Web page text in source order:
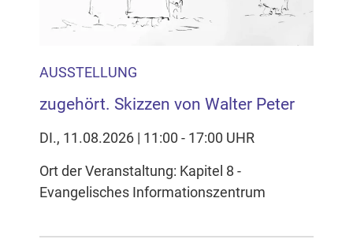
AUSSTELLUNG
zugehört. Skizzen von Walter Peter
DI., 11.08.2026 | 11:00 - 17:00 UHR
Ort der Veranstaltung: Kapitel 8 -
Evangelisches Informationszentrum